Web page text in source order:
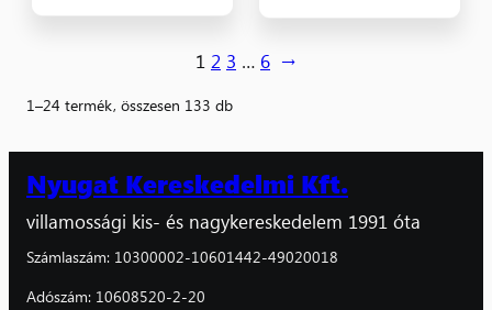
1 2 3 … 6 →
1–24 termék, összesen 133 db
Nyugat Kereskedelmi Kft.
villamossági kis- és nagykereskedelem 1991 óta
Számlaszám: 10300002-10601442-49020018
Adószám: 10608520-2-20